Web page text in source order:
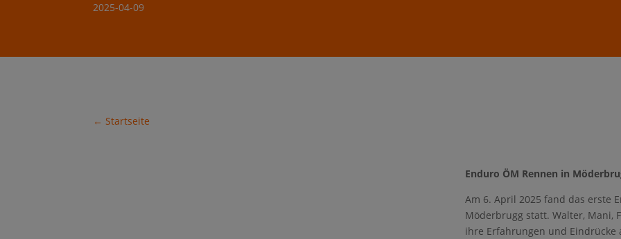
2025-04-09
← Startseite
Enduro ÖM Rennen in
Am 6. April 2025 fand das erste
Möderbrugg statt. Walter, Mani,
ihre Erfahrungen und Eindrücke